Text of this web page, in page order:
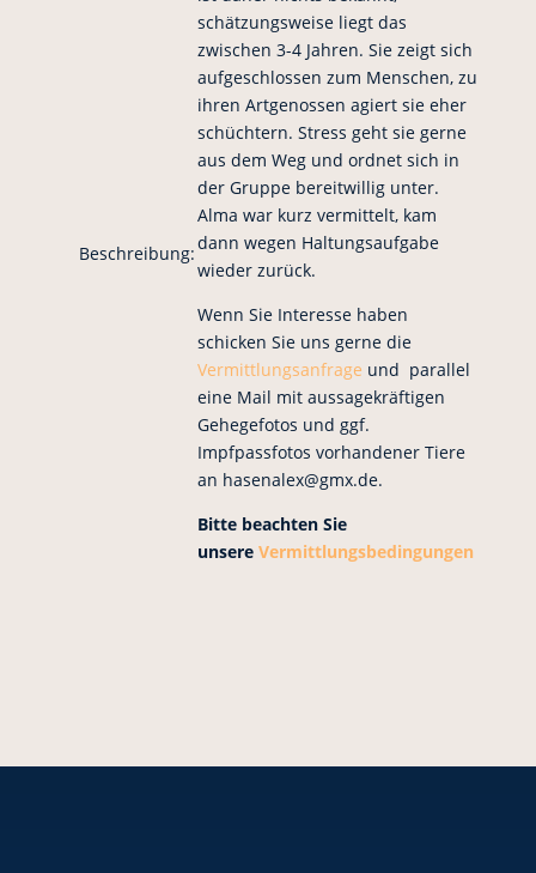
Beschreibung:
schätzungsweise liegt das
zwischen 3-4 Jahren. Sie zeigt sich
aufgeschlossen zum Menschen, zu
ihren Artgenossen agiert sie eher
schüchtern. Stress geht sie gerne
aus dem Weg und ordnet sich in
der Gruppe bereitwillig unter.
Alma war kurz vermittelt, kam
dann wegen Haltungsaufgabe
wieder zurück.
Wenn Sie Interesse haben
schicken Sie uns gerne die
Vermittlungsanfrage und parallel
eine Mail mit aussagekräftigen
Gehegefotos und ggf.
Impfpassfotos vorhandener Tiere
an hasenalex@gmx.de.
Bitte beachten Sie
unsere Vermittlungsbedingungen